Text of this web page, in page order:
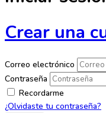
Crear una
Correo electrónico
Contraseña
Recordarme
¿Olvidaste tu contraseña?